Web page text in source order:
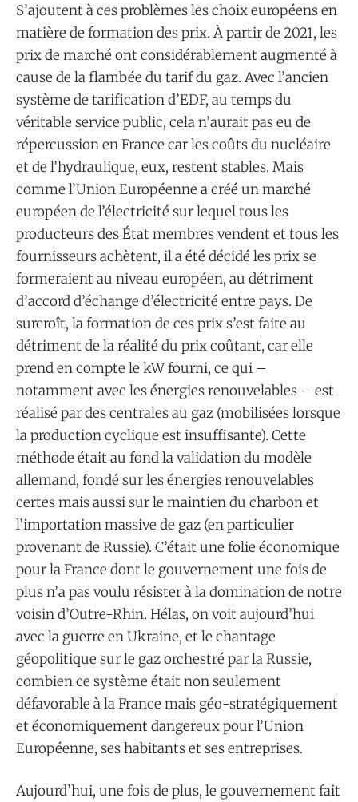
S’ajoutent à ces problèmes les choix européens en
matière de formation des prix. À partir de 2021, les
prix de marché ont considérablement augmenté à
cause de la flambée du tarif du gaz. Avec l’ancien
système de tarification d’EDF, au temps du
véritable service public, cela n’aurait pas eu de
répercussion en France car les coûts du nucléaire
et de l’hydraulique, eux, restent stables. Mais
comme l’Union Européenne a créé un marché
européen de l’électricité sur lequel tous les
producteurs des État membres vendent et tous les
fournisseurs achètent, il a été décidé les prix se
formeraient au niveau européen, au détriment
d’accord d’échange d’électricité entre pays. De
surcroît, la formation de ces prix s’est faite au
détriment de la réalité du prix coûtant, car elle
prend en compte le kW fourni, ce qui –
notamment avec les énergies renouvelables – est
réalisé par des centrales au gaz (mobilisées lorsque
la production cyclique est insuffisante). Cette
méthode était au fond la validation du modèle
allemand, fondé sur les énergies renouvelables
certes mais aussi sur le maintien du charbon et
l’importation massive de gaz (en particulier
provenant de Russie). C’était une folie économique
pour la France dont le gouvernement une fois de
plus n’a pas voulu résister à la domination de notre
voisin d’Outre-Rhin. Hélas, on voit aujourd’hui
avec la guerre en Ukraine, et le chantage
géopolitique sur le gaz orchestré par la Russie,
combien ce système était non seulement
défavorable à la France mais géo-stratégiquement
et économiquement dangereux pour l’Union
Européenne, ses habitants et ses entreprises.
Aujourd’hui, une fois de plus, le gouvernement fait